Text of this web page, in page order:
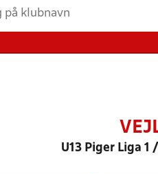
U13 Piger Liga